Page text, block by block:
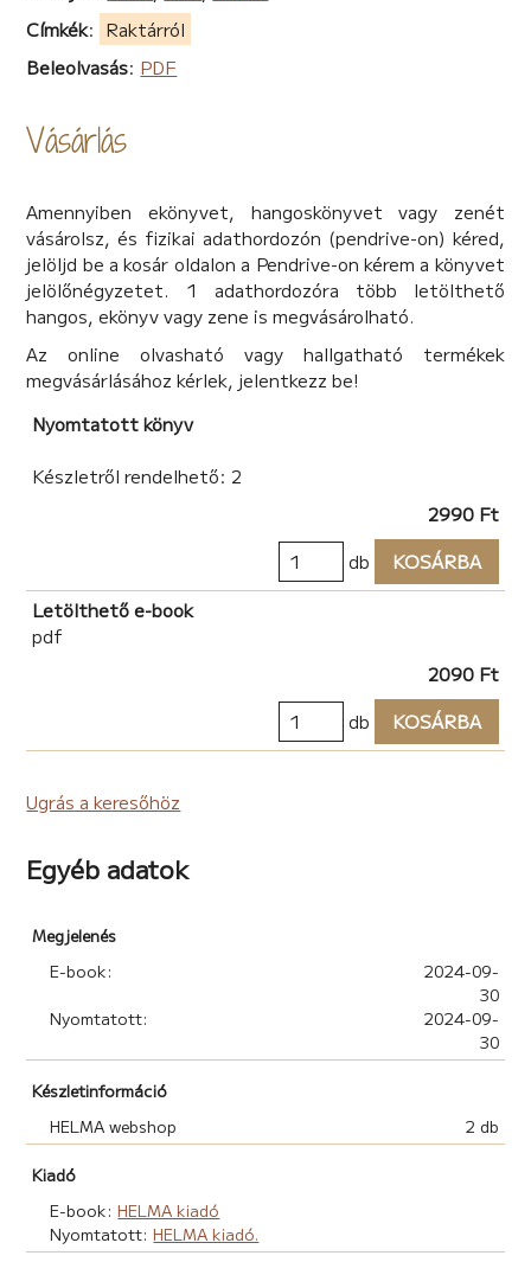
mulatságos történeteiken. Esti mesének, vagy csak
közös szórakozásnak is remek kiadvány. Az írások zöme
nevelési célzattal is felhasználható oktatási
tulajdonságokat az állatok szemszögéből.
Az író egyszerre ruházza fel az állatokat emberi
felfedezhetők állati tulajdonságok. Így az állatok örve
alatt szabadabban beszélhetünk az emberről, egyúttal
pedig úgy tűnhet, hogy az egész teremtést ugyanazok
a törvények hatják át és az állatokat ugyanazok a
vonások jellemzik s ugyanazok a veszélyek fenyegetik.
Ebben az óriás egységben egy kis megnyugtatás is
rejlik.
Címkék: Raktárról
Beleolvasás: PDF
Vásárlás
Amennyiben ekönyvet, hangoskönyvet vagy zenét
vásárolsz, és fizikai adathordozón (pendrive-on) kéred,
jelöljd be a kosár oldalon a Pendrive-on kérem a könyvet
jelölőnégyzetet. 1 adathordozóra több letölthető
hangos, ekönyv vagy zene is megvásárolható.
Az online olvasható vagy hallgatható termékek
megvásárlásához kérlek, jelentkezz be!
Nyomtatott könyv
Készletről rendelhető: 2
2990 Ft
db
KOSÁRBA
Letölthető e-book
pdf
2090 Ft
db
KOSÁRBA
Ugrás a keresőhöz
Egyéb adatok
Megjelenés
E-book:
2024-09-
30
Nyomtatott:
2024-09-
30
Készletinformáció
HELMA webshop
2 db
Kiadó
E-book: HELMA kiadó
Nyomtatott: HELMA kiadó.